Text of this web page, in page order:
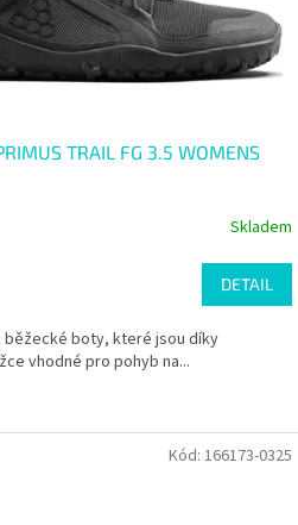
TRAIL FG 3.5 WOMENS
Skladem
DETAIL
běžecké boty, které jsou díky
vhodné pro pohyb na...
Kód:166173-0325